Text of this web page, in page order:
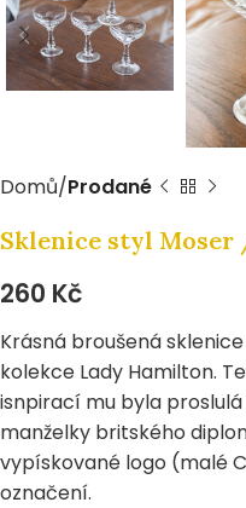
Domů Prodané
Sklenice styl
260 Kč
Krásná broušená
kolekce Lady Hamilton.
isnpirací mu byla
manželky britského
vypískované logo (malé
označení.